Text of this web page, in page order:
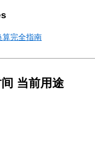
算完全指南
当前用途